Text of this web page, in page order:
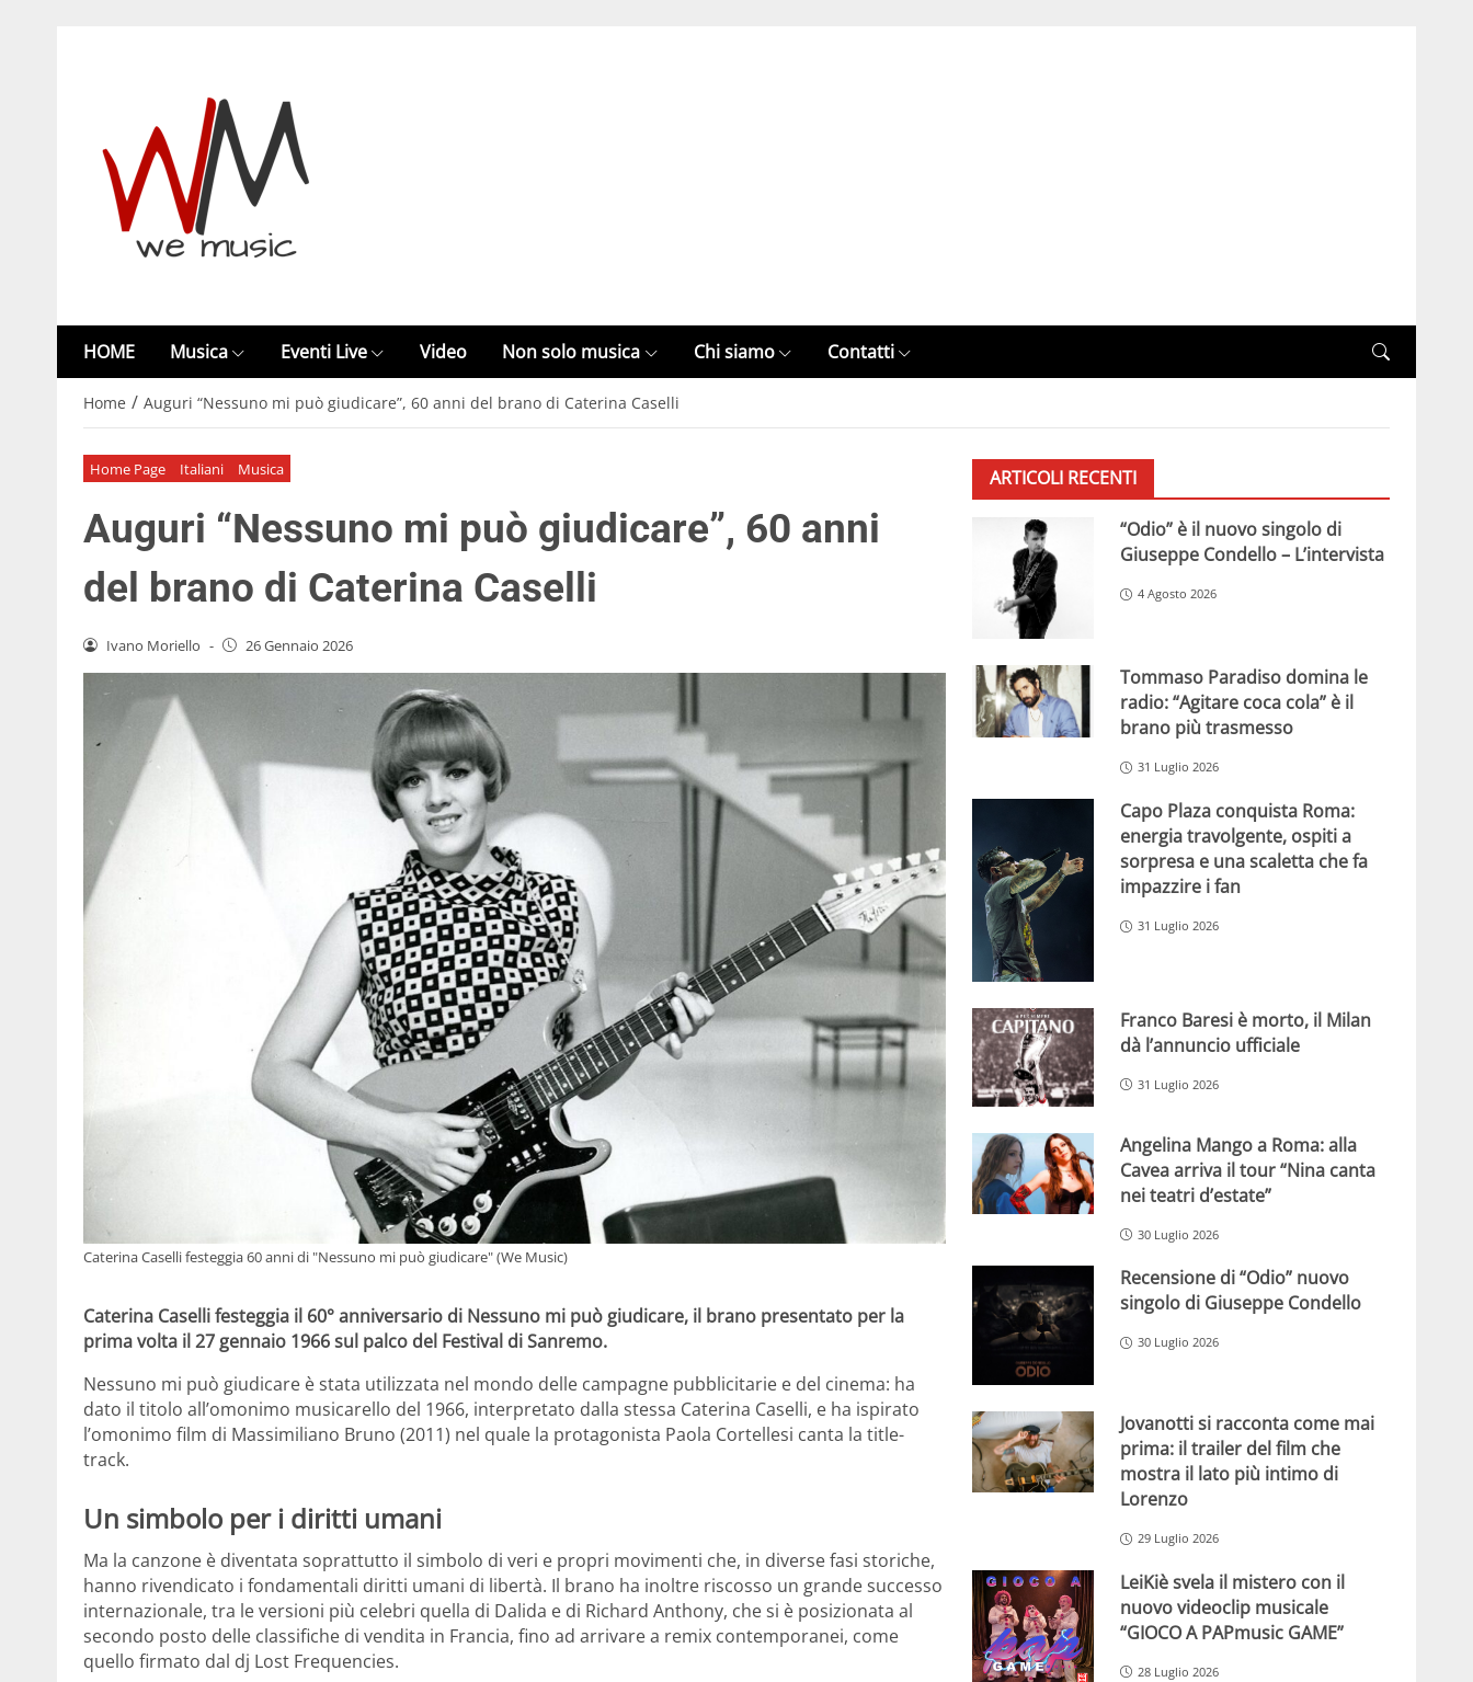
HOME Musica Eventi Live Video Non solo musica Chi siamo Contatti
Home / Auguri “Nessuno mi può giudicare”, 60 anni del brano di Caterina Caselli
Home Page Italiani Musica
Auguri “Nessuno mi può giudicare”, 60 anni
del brano di Caterina Caselli
Ivano Moriello - 26 Gennaio 2026
Caterina Caselli festeggia 60 anni di "Nessuno mi può giudicare" (We Music)
Caterina Caselli festeggia il 60° anniversario di Nessuno mi può giudicare, il brano presentato per la
prima volta il 27 gennaio 1966 sul palco del Festival di Sanremo.
Nessuno mi può giudicare è stata utilizzata nel mondo delle campagne pubblicitarie e del cinema: ha
dato il titolo all’omonimo musicarello del 1966, interpretato dalla stessa Caterina Caselli, e ha ispirato
l’omonimo film di Massimiliano Bruno (2011) nel quale la protagonista Paola Cortellesi canta la title-
track.
Un simbolo per i diritti umani
Ma la canzone è diventata soprattutto il simbolo di veri e propri movimenti che, in diverse fasi storiche,
hanno rivendicato i fondamentali diritti umani di libertà. Il brano ha inoltre riscosso un grande successo
internazionale, tra le versioni più celebri quella di Dalida e di Richard Anthony, che si è posizionata al
secondo posto delle classifiche di vendita in Francia, fino ad arrivare a remix contemporanei, come
quello firmato dal dj Lost Frequencies.
ARTICOLI RECENTI
“Odio” è il nuovo singolo di
Giuseppe Condello – L’intervista
4 Agosto 2026
Tommaso Paradiso domina le
radio: “Agitare coca cola” è il
brano più trasmesso
31 Luglio 2026
Capo Plaza conquista Roma:
energia travolgente, ospiti a
sorpresa e una scaletta che fa
impazzire i fan
31 Luglio 2026
Franco Baresi è morto, il Milan
dà l’annuncio ufficiale
31 Luglio 2026
Angelina Mango a Roma: alla
Cavea arriva il tour “Nina canta
nei teatri d’estate”
30 Luglio 2026
Recensione di “Odio” nuovo
singolo di Giuseppe Condello
30 Luglio 2026
Jovanotti si racconta come mai
prima: il trailer del film che
mostra il lato più intimo di
Lorenzo
29 Luglio 2026
LeiKiè svela il mistero con il
nuovo videoclip musicale
“GIOCO A PAPmusic GAME”
28 Luglio 2026